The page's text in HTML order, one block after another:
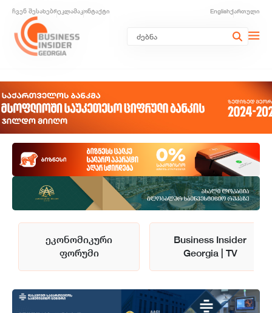
ჩვენ შესახებრეკლამაკონტაქტი Englishქართული
ეკონომიკური
ფორუმი
Business Insider
Georgia | TV